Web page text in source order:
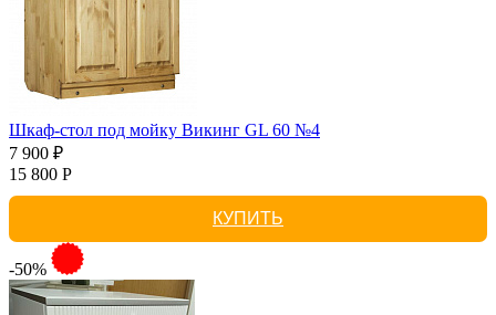
Шкаф-стол под мойку Викинг GL 60 №4
7 900 ₽
15 800 Р
КУПИТЬ
-50%